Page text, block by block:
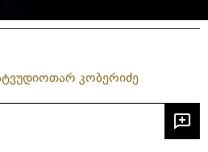
ოთარ კობერიძე